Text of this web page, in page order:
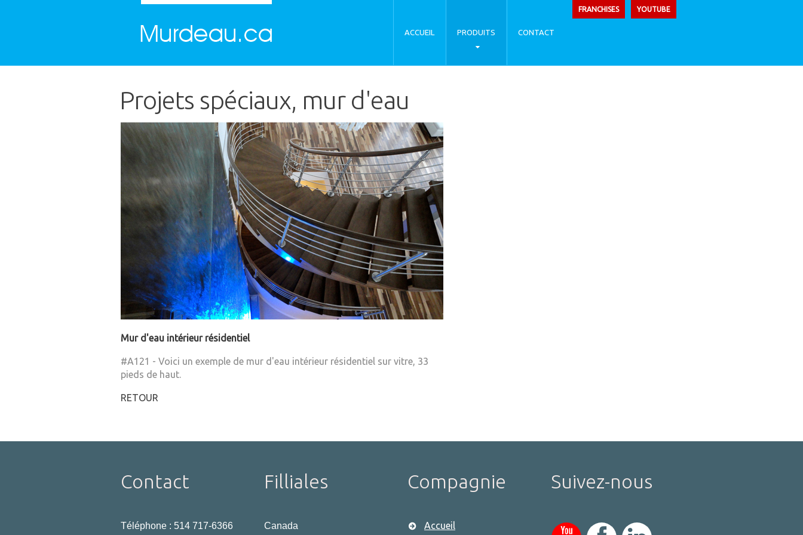
FRANCHISES YOUTUBE
ACCUEIL PRODUITS CONTACT
Projets spéciaux, mur d'eau
Mur d'eau intérieur résidentiel
#A121 - Voici un exemple de mur d'eau intérieur résidentiel sur vitre, 33
pieds de haut.
RETOUR
Contact
Téléphone : 514 717-6366
Filliales
Canada
Compagnie
Accueil
Suivez-nous